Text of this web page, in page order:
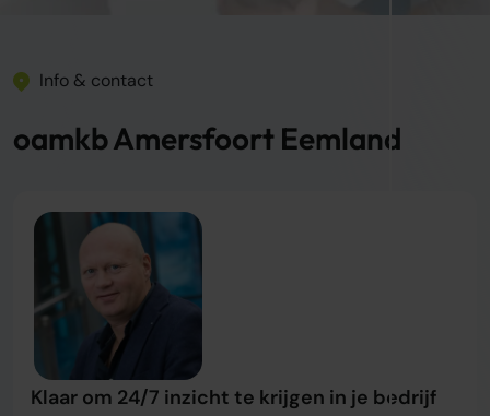
Info & contact
oamkb Amersfoort Eemland
Klaar om 24/7 inzicht te krijgen in je bedrijf